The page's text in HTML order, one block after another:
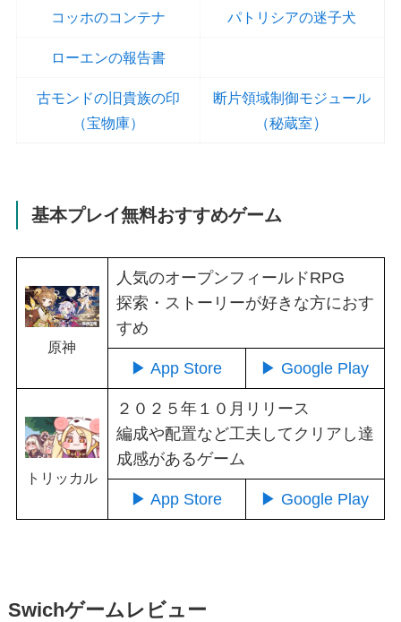
コッホのコンテナ パトリシアの迷子犬
ローエンの報告書
古モンドの旧貴族の印
（宝物庫）
断片領域制御モジュール
（秘蔵室 ）
基本プレイ無料おすすめゲーム
原神
人気のオープンフィールドRPG
探索・ストーリーが好きな方におす
すめ
▶ App Store ▶ Google Play
トリッカル
２０２５年１０月リリース
編成や配置など工夫してクリアし達
成感があるゲーム
▶ App Store ▶ Google Play
Swichゲームレビュー